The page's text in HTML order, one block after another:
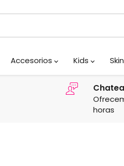
Accesorios Kids Skin
horas